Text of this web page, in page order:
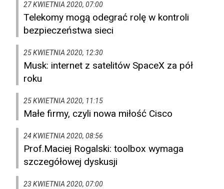
27 KWIETNIA 2020, 07:00
Telekomy mogą odegrać rolę w kontroli
bezpieczeństwa sieci
25 KWIETNIA 2020, 12:30
Musk: internet z satelitów SpaceX za pół
roku
25 KWIETNIA 2020, 11:15
Małe firmy, czyli nowa miłość Cisco
24 KWIETNIA 2020, 08:56
Prof.Maciej Rogalski: toolbox wymaga
szczegółowej dyskusji
23 KWIETNIA 2020, 07:00